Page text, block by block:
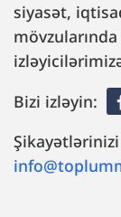
siyasət,
Bizi izləyin: